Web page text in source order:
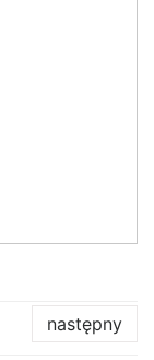
następny